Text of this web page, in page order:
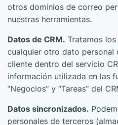
otros dominios de correo
nuestras herramientas.
Datos de CRM. Tratamos
cualquier otro dato personal
cliente dentro del servicio
información utilizada en las
“Negocios” y “Tareas” del
Datos sincronizados.
personales de terceros